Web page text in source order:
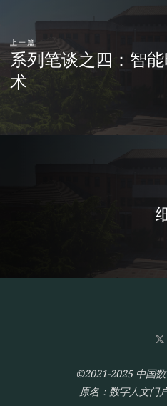
上一篇
系列笔谈之四：智
术
©2021-2025 中国数
原名：数字人文门